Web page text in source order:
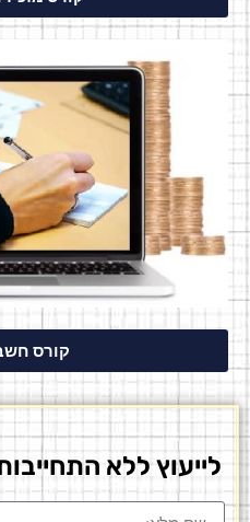
קורס
לייעוץ ללא